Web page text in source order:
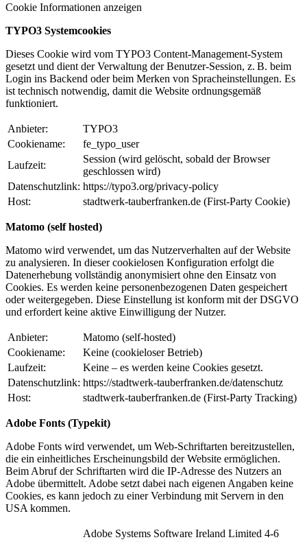
Cookie Informationen anzeigen
TYPO3 Systemcookies
Dieses Cookie wird vom TYPO3 Content-Management-System
gesetzt und dient der Verwaltung der Benutzer-Session, z. B. beim
Login ins Backend oder beim Merken von Spracheinstellungen. Es
ist technisch notwendig, damit die Website ordnungsgemäß
funktioniert.
Anbieter:
TYPO3
Cookiename:
fe_typo_user
Laufzeit:
Session (wird gelöscht, sobald der Browser
geschlossen wird)
Datenschutzlink: https://typo3.org/privacy-policy
Host:
stadtwerk-tauberfranken.de (First-Party Cookie)
Matomo (self hosted)
Matomo wird verwendet, um das Nutzerverhalten auf der Website
zu analysieren. In dieser cookielosen Konfiguration erfolgt die
Datenerhebung vollständig anonymisiert ohne den Einsatz von
Cookies. Es werden keine personenbezogenen Daten gespeichert
oder weitergegeben. Diese Einstellung ist konform mit der DSGVO
und erfordert keine aktive Einwilligung der Nutzer.
Anbieter:
Matomo (self-hosted)
Cookiename:
Keine (cookieloser Betrieb)
Laufzeit:
Keine – es werden keine Cookies gesetzt.
Datenschutzlink: https://stadtwerk-tauberfranken.de/datenschutz
Host:
stadtwerk-tauberfranken.de (First-Party Tracking)
Adobe Fonts (Typekit)
Adobe Fonts wird verwendet, um Web-Schriftarten bereitzustellen,
die ein einheitliches Erscheinungsbild der Website ermöglichen.
Beim Abruf der Schriftarten wird die IP-Adresse des Nutzers an
Adobe übermittelt. Adobe setzt dabei nach eigenen Angaben keine
Cookies, es kann jedoch zu einer Verbindung mit Servern in den
USA kommen.
Adobe Systems Software Ireland Limited 4-6